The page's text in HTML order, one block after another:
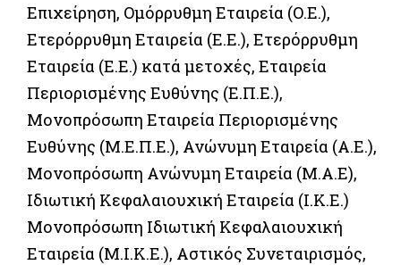
Επιχείρηση, Ομόρρυθμη Εταιρεία (Ο.Ε.),
Ετερόρρυθμη Εταιρεία (Ε.Ε.), Ετερόρρυθμη
Εταιρεία (Ε.Ε.) κατά μετοχές, Εταιρεία
Περιορισμένης Ευθύνης (Ε.Π.Ε.),
Μονοπρόσωπη Εταιρεία Περιορισμένης
Ευθύνης (Μ.Ε.Π.Ε.), Ανώνυμη Εταιρεία (Α.Ε.),
Μονοπρόσωπη Ανώνυμη Εταιρεία (Μ.Α.Ε),
Ιδιωτική Κεφαλαιουχική Εταιρεία (Ι.Κ.Ε.)
Μονοπρόσωπη Ιδιωτική Κεφαλαιουχική
Εταιρεία (Μ.Ι.Κ.Ε.), Αστικός Συνεταιρισμός,